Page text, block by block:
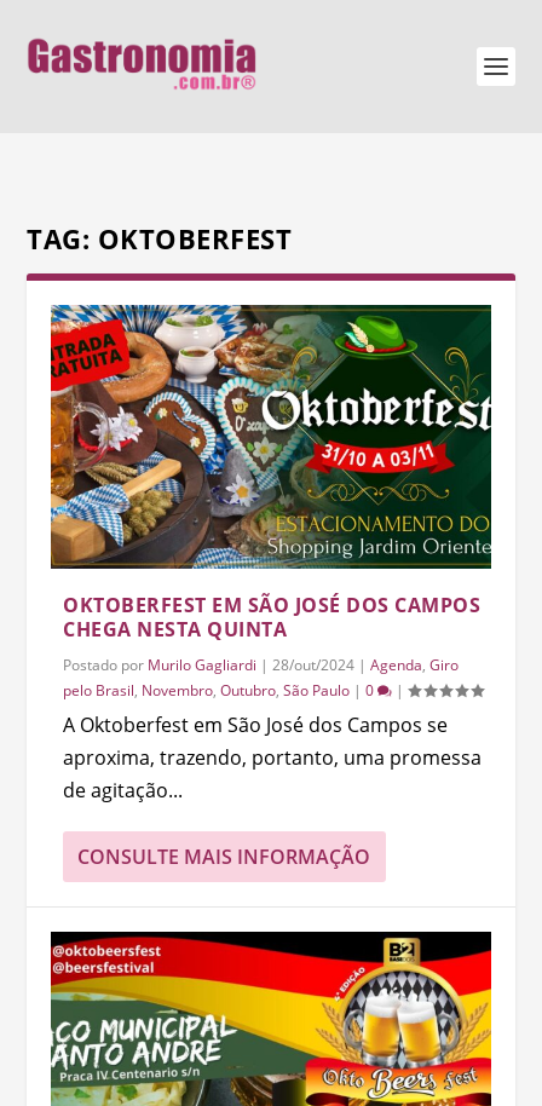
TAG: OKTOBERFEST
OKTOBERFEST EM SÃO JOSÉ DOS CAMPOS
CHEGA NESTA QUINTA
Postado por Murilo Gagliardi |28/out/2024 |Agenda,Giro
pelo Brasil, Novembro,Outubro,São Paulo |0 |
A Oktoberfest em São José dos Campos se
aproxima, trazendo, portanto, uma promessa
de agitação...
CONSULTE MAIS INFORMAÇÃO